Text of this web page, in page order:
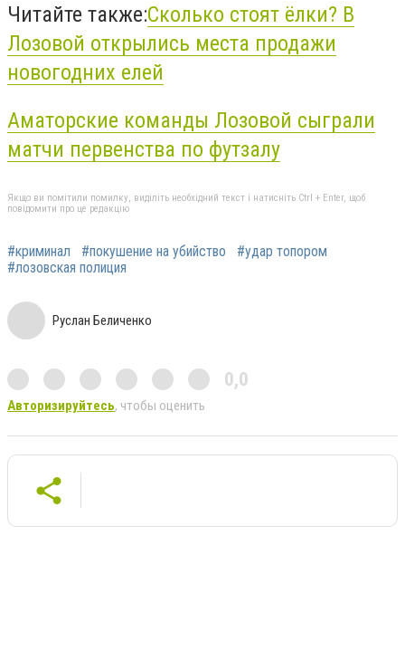
Читайте также:Сколько стоят ёлки? В
Лозовой открылись места продажи
новогодних елей
Аматорские команды Лозовой сыграли
матчи первенства по футзалу
Якщо ви помітили помилку, виділіть необхідний текст і натисніть Ctrl + Enter, щоб
повідомити про це редакцію
#криминал #покушение на убийство
#удар топором
#лозовская полиция
Руслан Беличенко
0,0
Авторизируйтесь, чтобы оценить